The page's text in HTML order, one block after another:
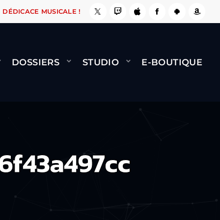
ÇA LE FAIT ! NAMI BERNARD MINET - FLY
DÉDICACE MUSICALE !
DOSSIERS STUDIO E-BOUTIQUE